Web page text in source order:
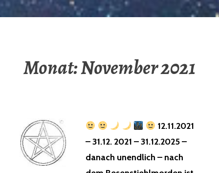
Monat:November 2021
12.11.2021
– 31.12. 2021 – 31.12.2025 –
danach unendlich – nach